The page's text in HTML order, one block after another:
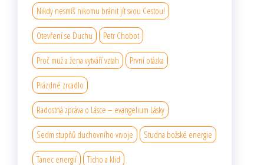
Nikdy nesmíš nikomu bránit jít svou Cestou!
Otevření se Duchu Petr Chobot
Proč muž a žena vytváří vztah První otázka
Prázdné zrcadlo
Radostná zpráva o Lásce – evangelium Lásky
Sedm stupňů duchovního vıvoje Studna božské energie
Tanec energií Ticho a klid